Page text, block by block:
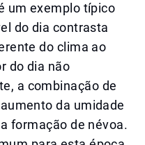
um exemplo típico
do dia contrasta
do clima ao
do dia não
a combinação de
da umidade
formação de névoa.